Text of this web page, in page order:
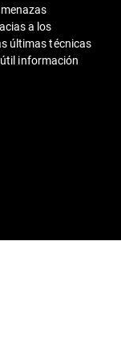
a los
últimas técnicas
información